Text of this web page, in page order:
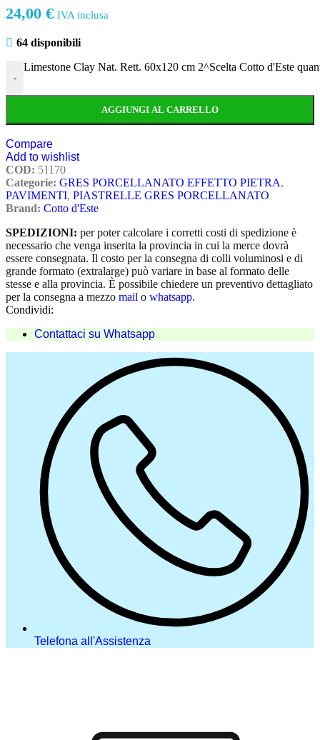
24,00 € IVA inclusa
64 disponibili
-
Limestone Clay Nat. Rett. 60x120 cm 2^Scelta Cotto d'Este
AGGIUNGI AL CARRELLO
Compare
Add to wishlist
COD: 51170
Categorie: GRES PORCELLANATO EFFETTO PIETRA,
PAVIMENTI, PIASTRELLE GRES PORCELLANATO
Brand: Cotto d'Este
SPEDIZIONI: per poter calcolare i corretti costi di spedizione è
necessario che venga inserita la provincia in cui la merce dovrà
essere consegnata. Il costo per la consegna di colli voluminosi e di
grande formato (extralarge) può variare in base al formato delle
stesse e alla provincia. È possibile chiedere un preventivo dettagliato
per la consegna a mezzo mail o whatsapp.
Condividi:
Contattaci su Whatsapp
Telefona all'Assistenza